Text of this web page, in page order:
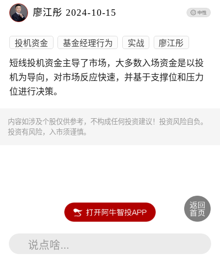
廖江彤 2024-10-15
投机资金 基金经理行为 实战 廖江彤
短线投机资金主导了市场，大多数入场资金是以投
机为导向，对市场反应快速，并基于支撑位和压力
位进行决策。
内容如涉及个股仅供参考，不构成任何投资建议！投资风险自负。
投资有风险，入市须谨慎。
说点啥...